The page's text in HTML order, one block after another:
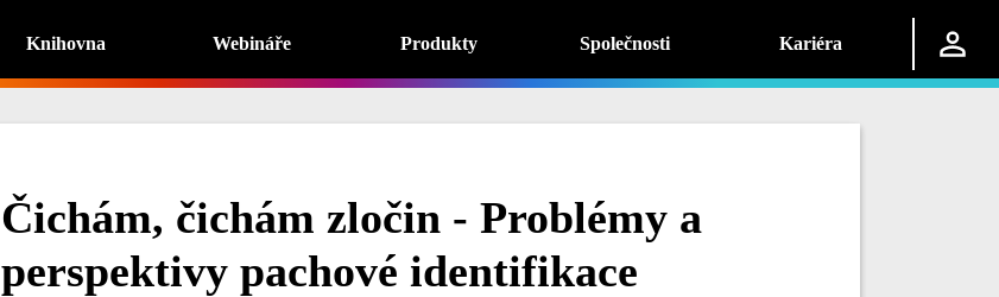
Knihovna Webináře Produkty Společnosti Kariéra
Čichám, čichám zločin - Problémy a
perspektivy pachové identifikace